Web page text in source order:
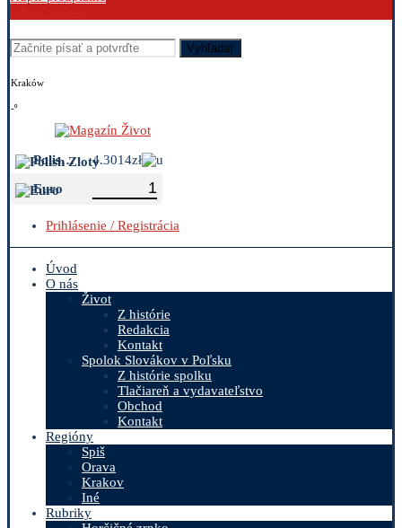
Vyhľadať
Kraków
-º
Polish Zloty
4.3014zł
Euro
Prihlásenie / Registrácia
Úvod
O nás
Život
Z histórie
Redakcia
Kontakt
Spolok Slovákov v Poľsku
Z histórie spolku
Tlačiareň a vydavateľstvo
Obchod
Kontakt
Regióny
Spiš
Orava
Krakov
Iné
Rubriky